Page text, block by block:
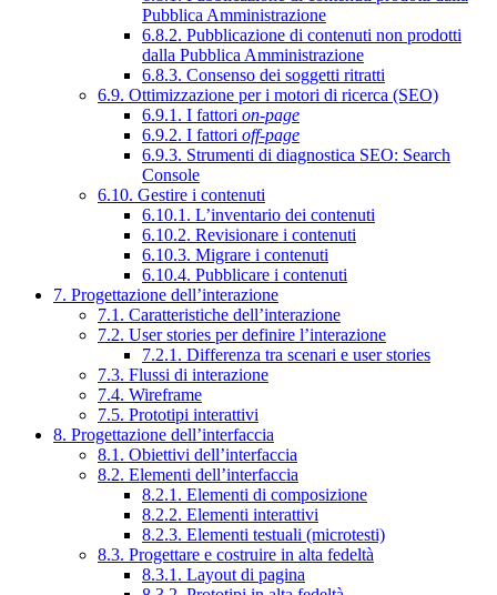
Pubblica Amministrazione
6.8.2. Pubblicazione di contenuti non prodotti
dalla Pubblica Amministrazione
6.8.3. Consenso dei soggetti ritratti
6.9. Ottimizzazione per i motori di ricerca (SEO)
6.9.1. I fattori on-page
6.9.2. I fattori off-page
6.9.3. Strumenti di diagnostica SEO: Search
Console
6.10. Gestire i contenuti
6.10.1. L’inventario dei contenuti
6.10.2. Revisionare i contenuti
6.10.3. Migrare i contenuti
6.10.4. Pubblicare i contenuti
7. Progettazione dell’interazione
7.1. Caratteristiche dell’interazione
7.2. User stories per definire l’interazione
7.2.1. Differenza tra scenari e user stories
7.3. Flussi di interazione
7.4. Wireframe
7.5. Prototipi interattivi
8. Progettazione dell’interfaccia
8.1. Obiettivi dell’interfaccia
8.2. Elementi dell’interfaccia
8.2.1. Elementi di composizione
8.2.2. Elementi interattivi
8.2.3. Elementi testuali (microtesti)
8.3. Progettare e costruire in alta fedeltà
8.3.1. Layout di pagina